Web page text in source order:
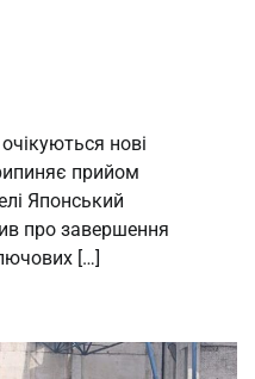
нові
прийом
Японський
про завершення
[…]